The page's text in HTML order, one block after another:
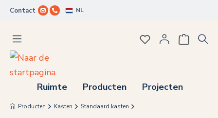
Ga naar de hoofdinhoud
Contact NL
Ruimte Producten Projecten
Je hebt 0 items
Producten Kasten Standaard kasten